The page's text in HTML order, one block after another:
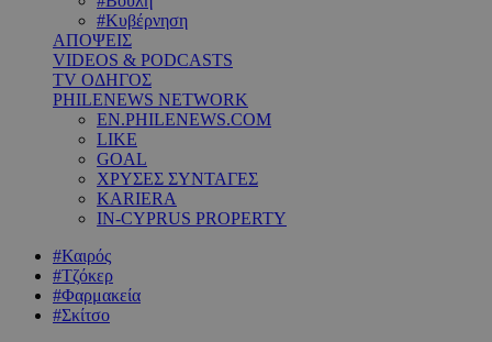
#Κυβέρνηση
ΑΠΟΨΕΙΣ
VIDEOS & PODCASTS
TV ΟΔΗΓΟΣ
PHILENEWS NETWORK
EN.PHILENEWS.COM
LIKE
GOAL
ΧΡΥΣΕΣ ΣΥΝΤΑΓΕΣ
KARIERA
IN-CYPRUS PROPERTY
#Καιρός
#Τζόκερ
#Φαρμακεία
#Σκίτσο